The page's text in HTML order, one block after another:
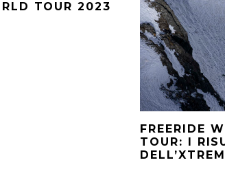
TOUR 2023
FREERIDE
TOUR: I